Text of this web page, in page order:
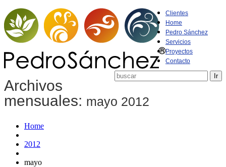
Clientes
Home
Pedro Sánchez
Servicios
Proyectos
Contacto
Archivos
mensuales: mayo 2012
Home
2012
mayo